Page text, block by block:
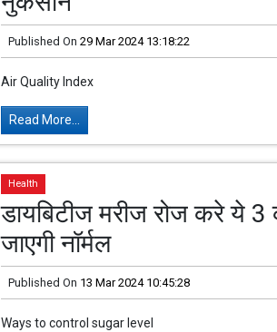
Published On 29 Mar 2024 13:18:22
Air Quality Index
Read More...
Health
डायबिटीज मरीज रोज करे ये 3
जाएगी नॉर्मल
Published On 13 Mar 2024 10:45:28
Ways to control sugar level